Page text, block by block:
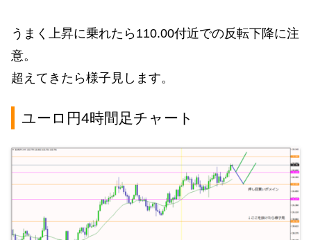
うまく上昇に乗れたら110.00付近での反転下降に注
意。
超えてきたら様子見します。
ユーロ円4時間足チャート